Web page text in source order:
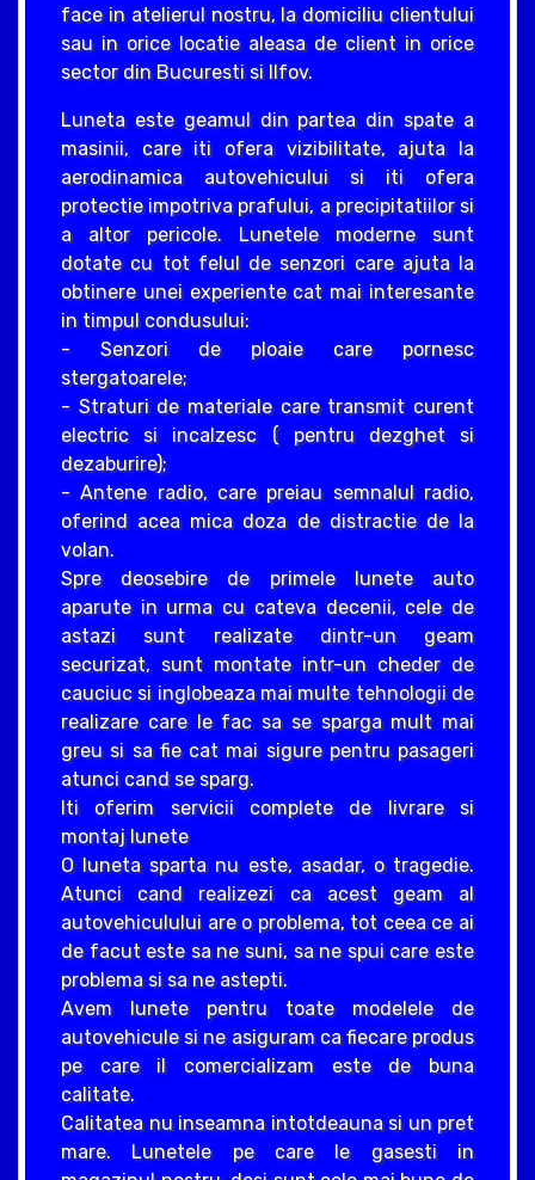
face in atelierul nostru, la domiciliu clientului
sau in orice locatie aleasa de client in orice
sector din Bucuresti si Ilfov.
Luneta este geamul din partea din spate a
masinii, care iti ofera vizibilitate, ajuta la
aerodinamica autovehicului si iti ofera
protectie impotriva prafului, a precipitatiilor si
a altor pericole. Lunetele moderne sunt
dotate cu tot felul de senzori care ajuta la
obtinere unei experiente cat mai interesante
in timpul condusului:
- Senzori de ploaie care pornesc
stergatoarele;
- Straturi de materiale care transmit curent
electric si incalzesc ( pentru dezghet si
dezaburire);
- Antene radio, care preiau semnalul radio,
oferind acea mica doza de distractie de la
volan.
Spre deosebire de primele lunete auto
aparute in urma cu cateva decenii, cele de
astazi sunt realizate dintr-un geam
securizat, sunt montate intr-un cheder de
cauciuc si inglobeaza mai multe tehnologii de
realizare care le fac sa se sparga mult mai
greu si sa fie cat mai sigure pentru pasageri
atunci cand se sparg.
Iti oferim servicii complete de livrare si
montaj lunete
O luneta sparta nu este, asadar, o tragedie.
Atunci cand realizezi ca acest geam al
autovehiculului are o problema, tot ceea ce ai
de facut este sa ne suni, sa ne spui care este
problema si sa ne astepti.
Avem lunete pentru toate modelele de
autovehicule si ne asiguram ca fiecare produs
pe care il comercializam este de buna
calitate.
Calitatea nu inseamna intotdeauna si un pret
mare. Lunetele pe care le gasesti in